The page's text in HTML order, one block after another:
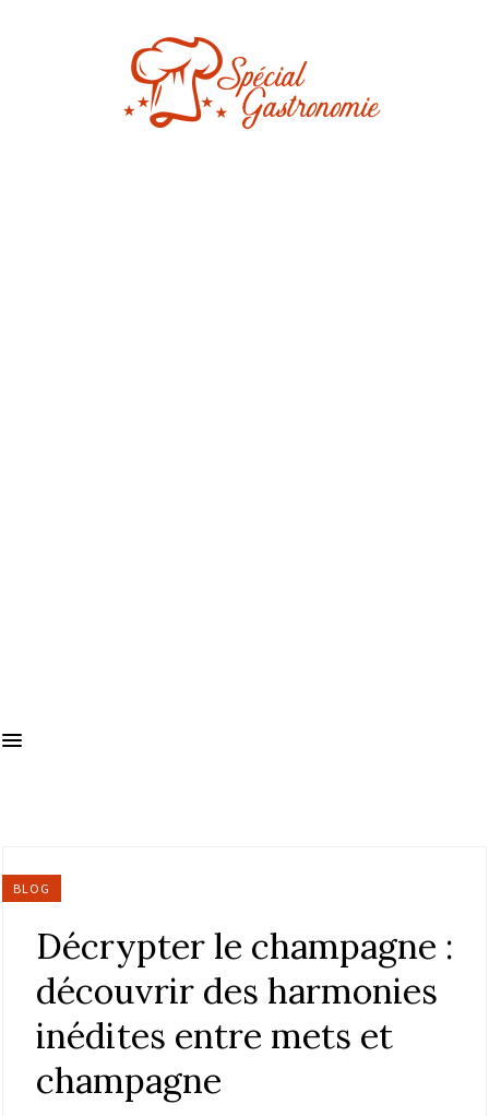
BLOG
Décrypter le champagne :
découvrir des harmonies
inédites entre mets et
champagne